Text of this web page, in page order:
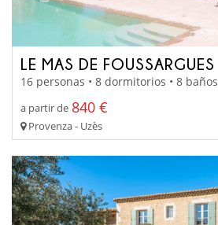
LE MAS DE FOUSSARGUES
16 personas • 8 dormitorios • 8 baños
a partir de 840 €
Provenza - Uzès